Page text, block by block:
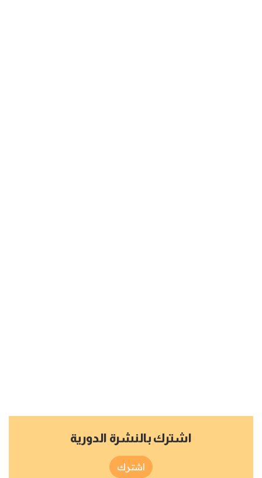
اشترك بالنشرة الدورية
اشترك